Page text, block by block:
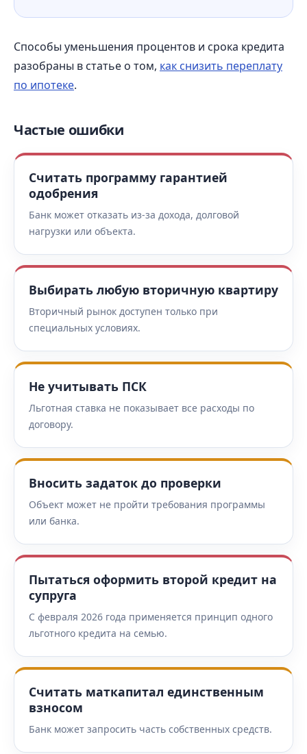
Способы уменьшения процентов и срока кредита
разобраны в статье о том, как снизить переплату
по ипотеке.
Частые ошибки
Считать программу гарантией
одобрения
Банк может отказать из-за дохода, долговой
нагрузки или объекта.
Выбирать любую вторичную квартиру
Вторичный рынок доступен только при
специальных условиях.
Не учитывать ПСК
Льготная ставка не показывает все расходы по
договору.
Вносить задаток до проверки
Объект может не пройти требования программы
или банка.
Пытаться оформить второй кредит на
супруга
С февраля 2026 года применяется принцип одного
льготного кредита на семью.
Считать маткапитал единственным
взносом
Банк может запросить часть собственных средств.